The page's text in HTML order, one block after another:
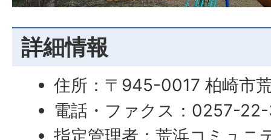
詳細情報
住所：〒945-0017 柏崎市
電話・ファクス：0257-
指定管理者：荒浜コミュニ